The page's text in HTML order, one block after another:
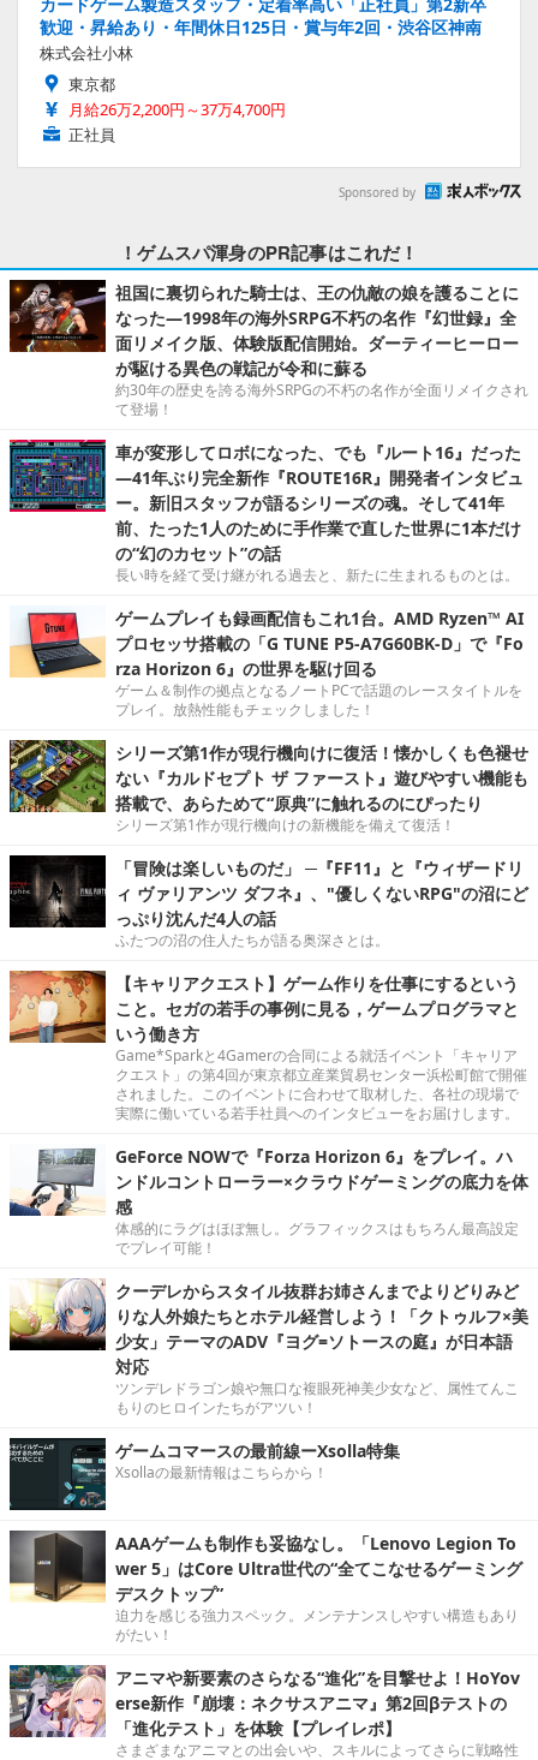
歓迎・昇給あり・年間休日125日・賞与年2回・渋谷区神南
株式会社小林
東京都
月給26万2,200円～37万4,700円
正社員
Sponsored by
！ゲムスパ渾身のPR記事はこれだ！
祖国に裏切られた騎士は、王の仇敵の娘を護ることに
なった―1998年の海外SRPG不朽の名作『幻世録』全
面リメイク版、体験版配信開始。ダーティーヒーロー
が駆ける異色の戦記が令和に蘇る
約30年の歴史を誇る海外SRPGの不朽の名作が全面リメイクされ
て登場！
車が変形してロボになった、でも『ルート16』だった
―41年ぶり完全新作『ROUTE16R』開発者インタビュ
ー。新旧スタッフが語るシリーズの魂。そして41年
前、たった1人のために手作業で直した世界に1本だけ
の“幻のカセット”の話
長い時を経て受け継がれる過去と、新たに生まれるものとは。
ゲームプレイも録画配信もこれ1台。AMD Ryzen™ AI
プロセッサ搭載の「G TUNE P5-A7G60BK-D」で『Fo
rza Horizon 6』の世界を駆け回る
ゲーム＆制作の拠点となるノートPCで話題のレースタイトルを
プレイ。放熱性能もチェックしました！
シリーズ第1作が現行機向けに復活！懐かしくも色褪せ
ない『カルドセプト ザ ファースト』遊びやすい機能も
搭載で、あらためて“原典”に触れるのにぴったり
シリーズ第1作が現行機向けの新機能を備えて復活！
「冒険は楽しいものだ」 ─『FF11』と『ウィザードリ
ィ ヴァリアンツ ダフネ』、"優しくないRPG"の沼にど
っぷり沈んだ4人の話
ふたつの沼の住人たちが語る奥深さとは。
【キャリアクエスト】ゲーム作りを仕事にするという
こと。セガの若手の事例に見る，ゲームプログラマと
いう働き方
Game*Sparkと4Gamerの合同による就活イベント「キャリア
クエスト」の第4回が東京都立産業貿易センター浜松町館で開催
されました。このイベントに合わせて取材した、各社の現場で
実際に働いている若手社員へのインタビューをお届けします。
GeForce NOWで『Forza Horizon 6』をプレイ。ハ
ンドルコントローラー×クラウドゲーミングの底力を体
感
体感的にラグはほぼ無し。グラフィックスはもちろん最高設定
でプレイ可能！
クーデレからスタイル抜群お姉さんまでよりどりみど
りな人外娘たちとホテル経営しよう！「クトゥルフ×美
少女」テーマのADV『ヨグ=ソトースの庭』が日本語
対応
ツンデレドラゴン娘や無口な複眼死神美少女など、属性てんこ
もりのヒロインたちがアツい！
ゲームコマースの最前線ーXsolla特集
Xsollaの最新情報はこちらから！
AAAゲームも制作も妥協なし。「Lenovo Legion To
wer 5」はCore Ultra世代の“全てこなせるゲーミング
デスクトップ”
迫力を感じる強力スペック。メンテナンスしやすい構造もあり
がたい！
アニマや新要素のさらなる“進化”を目撃せよ！HoYov
erse新作『崩壊：ネクサスアニマ』第2回βテストの
「進化テスト」を体験【プレイレポ】
さまざまなアニマとの出会いや、スキルによってさらに戦略性